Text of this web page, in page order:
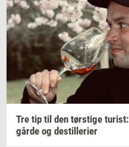
Tre tip til den tørsti­ge turist:
går­de og destil­le­ri­er